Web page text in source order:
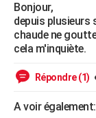
Mobiles
Meilleur smartphone
Internet
Ordinateurs
Jeux vidéo
Guide high-tech
+BRICOLAGE
Forum
Aménagement
Extérieur
Cuisine
Salle de bains
Jardinage
Rangement
WEEK-END
Guides de France
Escapades
Patrimoine
Expositions
Musées
Week-end nature
LIFESTYLE
SANTE
Bonjour,
depuis plusieurs
chaude ne
cela m'inquiète.
Répondre (1)
A voir également: